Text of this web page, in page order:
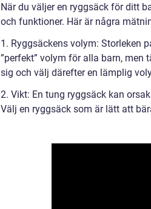
När du väljer en ryggsäck för ditt
och funktioner. Här är några
1. Ryggsäckens volym: Storleken
”perfekt” volym för alla barn,
sig och välj därefter en lämplig
2. Vikt: En tung ryggsäck kan
Välj en ryggsäck som är lätt att